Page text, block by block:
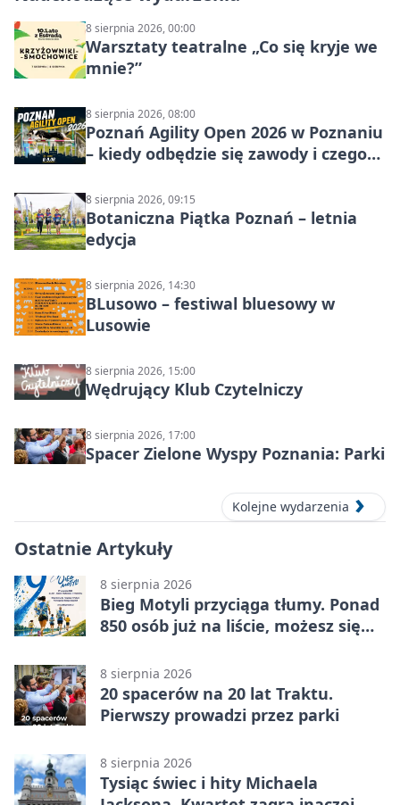
8 sierpnia 2026, 00:00
Warsztaty teatralne „Co się kryje we
mnie?”
8 sierpnia 2026, 08:00
Poznań Agility Open 2026 w Poznaniu
– kiedy odbędzie się zawody i czego
8 sierpnia 2026, 09:15
Botaniczna Piątka Poznań – letnia
edycja
8 sierpnia 2026, 14:30
BLusowo – festiwal bluesowy w
Lusowie
8 sierpnia 2026, 15:00
Wędrujący Klub Czytelniczy
8 sierpnia 2026, 17:00
Spacer Zielone Wyspy Poznania: Parki
Kolejne wydarzenia
Ostatnie Artykuły
8 sierpnia 2026
Bieg Motyli przyciąga tłumy. Ponad
850 osób już na liście, możesz się
8 sierpnia 2026
20 spacerów na 20 lat Traktu.
Pierwszy prowadzi przez parki
8 sierpnia 2026
Tysiąc świec i hity Michaela